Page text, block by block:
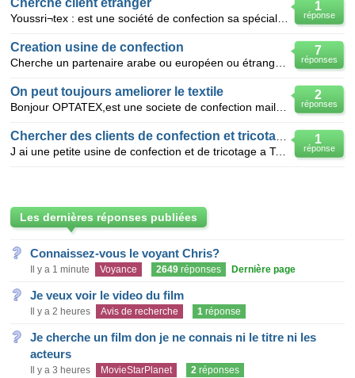
1
réponse
Cherche client etranger
7
réponses
Creation usine de confection
2
réponses
On peut toujours ameliorer le textile
1
réponse
J ai une petite usine de confection et de tricotage a Tanger (Maroc) et j aimerai avoir des clients
Les dernières réponses publiées
Connaissez-vous le voyant Chris?
Il y a 1 minute Voyance 2649 réponses Dernière page
Je veux voir le video du film
Il y a 2 heures Avis de recherche 1 réponse
Je cherche un film don je ne connais ni le titre ni les
acteurs
Il y a 3 heures MovieStarPlanet 2 réponses